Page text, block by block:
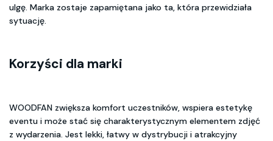
ulgę. Marka zostaje zapamiętana jako ta, która przewidziała
sytuację.
Korzyści dla marki
WOODFAN zwiększa komfort uczestników, wspiera estetykę
eventu i może stać się charakterystycznym elementem zdjęć
z wydarzenia. Jest lekki, łatwy w dystrybucji i atrakcyjny